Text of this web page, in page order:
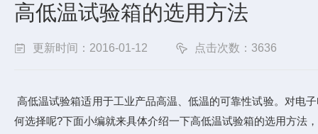
高低温试验箱的选用方法
更新时间：2016-01-12 点击次数：3636
高低温试验箱适用于工业产品高温、低温的可靠性试验。对电
何选择呢?下面小编就来具体介绍一下高低温试验箱的选用方法